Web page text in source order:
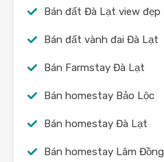
Bán đất Đà Lạt view đẹp
Bán đất vành đai Đà Lạt
Bán Farmstay Đà Lạt
Bán homestay Bảo Lộc
Bán homestay Đà Lạt
Bán homestay Lâm Đồng